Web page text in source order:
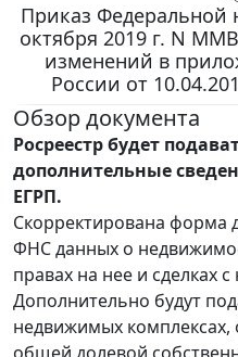
Приказ Федеральной
октября 2019 г. N
изменений в
России от
Обзор документа
Росреестр будет
дополнительные
ЕГРП.
Скорректирована форма
ФНС данных о
правах на нее и сделках
Дополнительно будут
недвижимых комплексах,